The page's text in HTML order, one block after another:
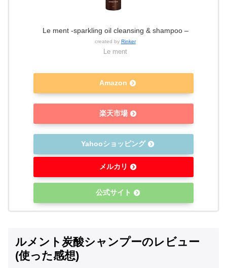
Le ment -sparkling oil cleansing & shampoo –
created by Rinker
Le ment
Amazon
楽天市場
Yahooショッピング
メルカリ
公式サイト
ルメント炭酸シャンプーのレビュー
(使った感想)